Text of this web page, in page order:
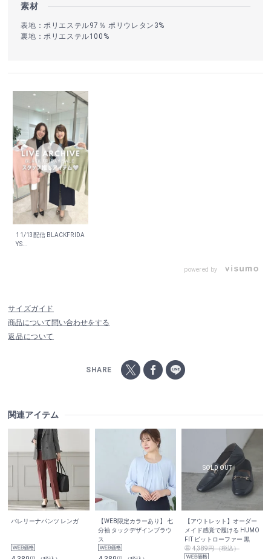
素材
表地：ポリエステル97％ ポリウレタン3%
裏地：ポリエステル100%
11/13配信 BLACKFRIDA
YS...
powered by
サイズガイド
商品について問い合わせをする
返品について
SHARE
関連アイテム
バレリーナパンツ レンガ
【WEB限定カラーあり】 七
分袖 タックデザインブラウ
ス
【アウトレット】オーダー
メイド感覚で履ける HUMO
FIT ビットローファー 黒
4,389円 （税込）